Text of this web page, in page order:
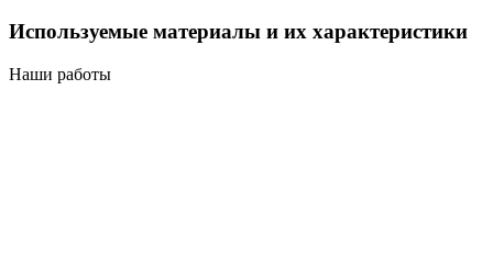
Используемые материалы и их характеристики
Наши работы